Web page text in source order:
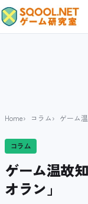
Home コラム ゲーム
コラム
ゲーム温故
オラン」